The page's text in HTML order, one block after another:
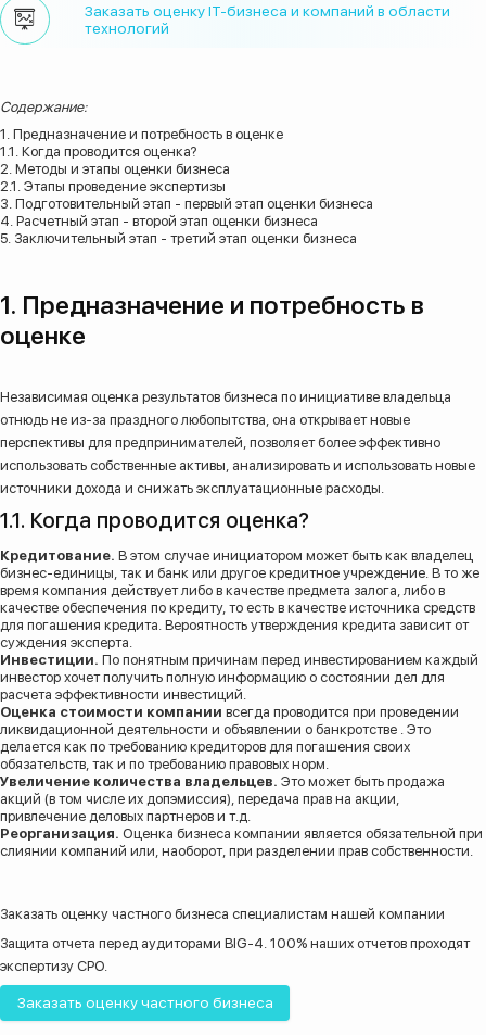
Заказать оценку IT-бизнеса и компаний в области
технологий
Содержание:
1. Предназначение и потребность в оценке
1.1. Когда проводится оценка?
2. Методы и этапы оценки бизнеса
2.1. Этапы проведение экспертизы
3. Подготовительный этап - первый этап оценки бизнеса
4. Расчетный этап - второй этап оценки бизнеса
5. Заключительный этап - третий этап оценки бизнеса
1. Предназначение и потребность в
оценке
Независимая оценка результатов бизнеса по инициативе владельца
отнюдь не из-за праздного любопытства, она открывает новые
перспективы для предпринимателей, позволяет более эффективно
использовать собственные активы, анализировать и использовать новые
источники дохода и снижать эксплуатационные расходы.
1.1. Когда проводится оценка?
Кредитование. В этом случае инициатором может быть как владелец
бизнес-единицы, так и банк или другое кредитное учреждение. В то же
время компания действует либо в качестве предмета залога, либо в
качестве обеспечения по кредиту, то есть в качестве источника средств
для погашения кредита. Вероятность утверждения кредита зависит от
суждения эксперта.
Инвестиции. По понятным причинам перед инвестированием каждый
инвестор хочет получить полную информацию о состоянии дел для
расчета эффективности инвестиций.
Оценка стоимости компании всегда проводится при проведении
ликвидационной деятельности и объявлении о банкротстве . Это
делается как по требованию кредиторов для погашения своих
обязательств, так и по требованию правовых норм.
Увеличение количества владельцев. Это может быть продажа
акций (в том числе их допэмиссия), передача прав на акции,
привлечение деловых партнеров и т.д.
Реорганизация. Оценка бизнеса компании является обязательной при
слиянии компаний или, наоборот, при разделении прав собственности.
Заказать оценку частного бизнеса специалистам нашей компании
Защита отчета перед аудиторами BIG-4. 100% наших отчетов проходят
экспертизу СРО.
Заказать оценку частного бизнеса